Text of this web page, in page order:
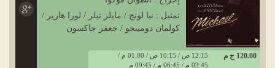
تمثيل : نيا لونج / مايلز تيلر / لورا هارير /
كولمان دومينجو / جعفر جاكسون
120.00 ج م
12:15 ص / 10:15 ص / 01:00 م /
03:45 م / 06:45 م / 09:45 م